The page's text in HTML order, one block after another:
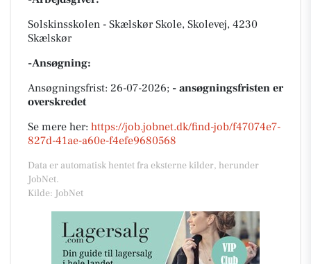
Solskinsskolen - Skælskør Skole, Skolevej, 4230
Skælskør
-Ansøgning:
Ansøgningsfrist: 26-07-2026; - ansøgningsfristen er
overskredet
Se mere her: https://job.jobnet.dk/find-job/f47074e7-
827d-41ae-a60e-f4efe9680568
Data er automatisk hentet fra eksterne kilder, herunder
JobNet.
Kilde: JobNet